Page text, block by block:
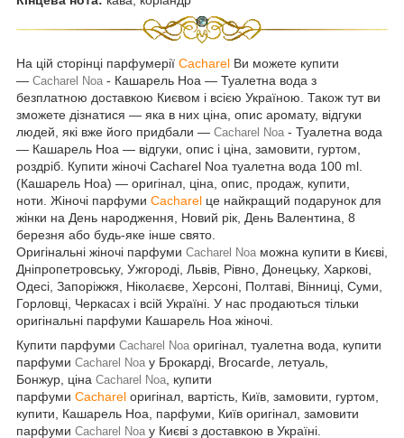
На цій сторінці парфумерії Cacharel Ви можете купити
— Cacharel Noa - Кашарель Ноа — Туалетна вода з
безплатною доставкою Києвом і всією Україною. Також тут ви
зможете дізнатися — яка в них ціна, опис аромату, відгуки
людей, які вже його придбали — Cacharel Noa - Туалетна вода
— Кашарель Ноа — відгуки, опис і ціна, замовити, гуртом,
роздріб. Купити жіночі Cacharel Noa туалетна вода 100 ml.
(Кашарель Ноа) — оригінал, ціна, опис, продаж, купити,
ноти. Жіночі парфуми Cacharel це найкращий подарунок для
жінки на День народження, Новий рік, День Валентина, 8
березня або будь-яке інше свято.
Оригінальні жіночі парфуми Cacharel Noa можна купити в Києві,
Дніпропетровську, Ужгороді, Львів, Рівно, Донецьку, Харкові,
Одесі, Запоріжжя, Ніколаєве, Херсоні, Полтаві, Вінниці, Суми,
Горловці, Черкасах і всій Україні. У нас продаються тільки
оригінальні парфуми Кашарель Ноа жіночі.
Купити парфуми Cacharel Noa оригінал, туалетна вода, купити
парфуми Cacharel Noa у Брокарді, Brocarde, летуаль,
Бонжур, ціна Cacharel Noa, купити
парфуми Cacharel оригінал, вартість, Київ, замовити, гуртом,
купити, Кашарель Ноа, парфуми, Київ оригінал, замовити
парфуми Cacharel Noa у Києві з доставкою в Україні.